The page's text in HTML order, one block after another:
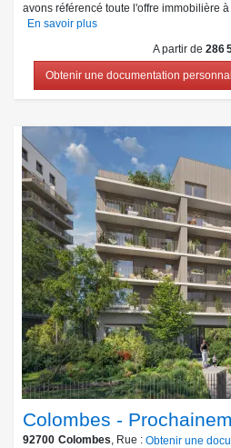
avons référencé toute l'offre immobilière
En savoir plus
A partir de 286
Obtenir une documentation
Colombes -
92700 Colombes, Rue : Obtenir une